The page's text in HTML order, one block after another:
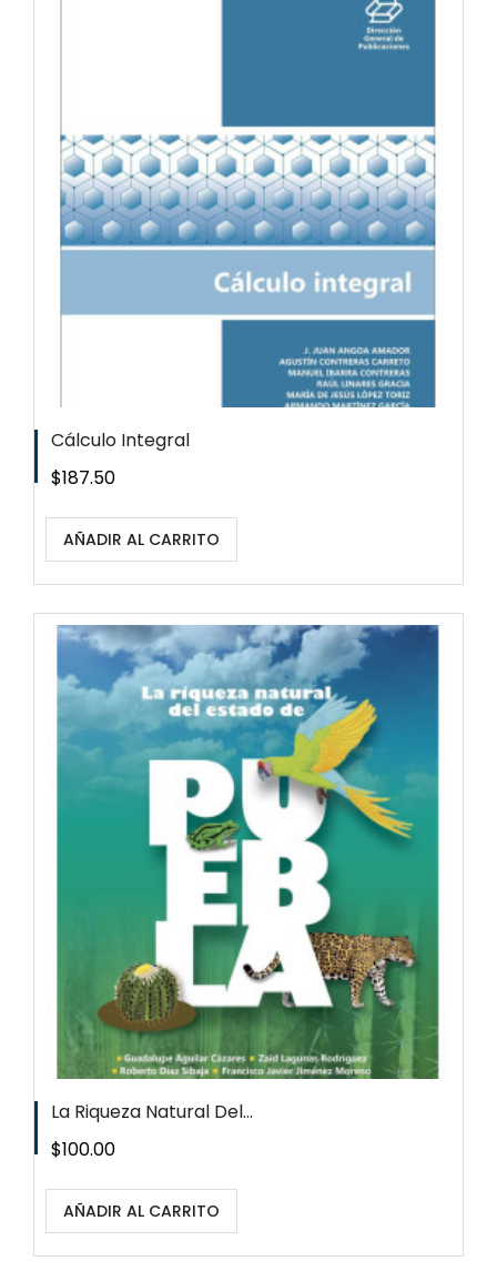
Cálculo Integral
Precio
$187.50
AÑADIR AL CARRITO
La Riqueza Natural Del...
Precio
$100.00
AÑADIR AL CARRITO